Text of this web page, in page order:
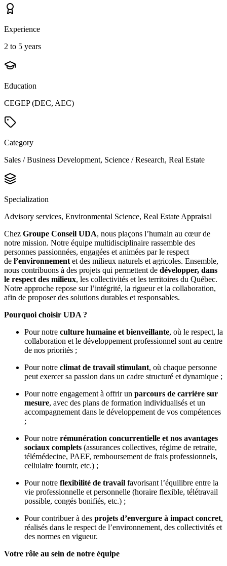
Experience
2 to 5 years
Education
CEGEP (DEC, AEC)
Category
Sales / Business Development, Science / Research, Real Estate
Specialization
Advisory services, Environmental Science, Real Estate Appraisal
Chez Groupe Conseil UDA, nous plaçons l’humain au cœur de
notre mission. Notre équipe multidisciplinaire rassemble des
personnes passionnées, engagées et animées par le respect
de l’environnement et des milieux naturels et agricoles. Ensemble,
nous contribuons à des projets qui permettent de développer, dans
le respect des milieux, les collectivités et les territoires du Québec.
Notre approche repose sur l’intégrité, la rigueur et la collaboration,
afin de proposer des solutions durables et responsables.
Pourquoi choisir UDA ?
Pour notre culture humaine et bienveillante, où le respect, la
collaboration et le développement professionnel sont au centre
de nos priorités ;
Pour notre climat de travail stimulant, où chaque personne
peut exercer sa passion dans un cadre structuré et dynamique ;
Pour notre engagement à offrir un parcours de carrière sur
mesure, avec des plans de formation individualisés et un
accompagnement dans le développement de vos compétences
;
Pour notre rémunération concurrentielle et nos avantages
sociaux complets (assurances collectives, régime de retraite,
télémédecine, PAEF, remboursement de frais professionnels,
cellulaire fournir, etc.) ;
Pour notre flexibilité de travail favorisant l’équilibre entre la
vie professionnelle et personnelle (horaire flexible, télétravail
possible, congés bonifiés, etc.) ;
Pour contribuer à des projets d’envergure à impact concret,
réalisés dans le respect de l’environnement, des collectivités et
des normes en vigueur.
Votre rôle au sein de notre équipe